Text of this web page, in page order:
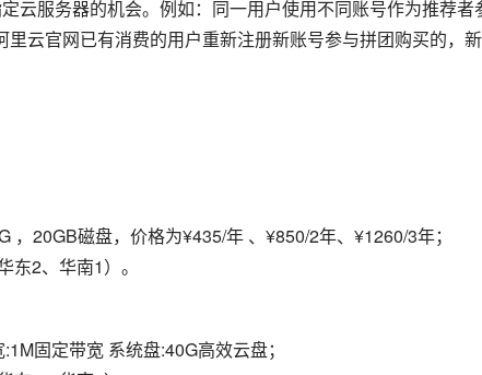
云服务器的机会。例如：同一用户使用不同账号作为推荐者
云官网已有消费的用户重新注册新账号参与拼团购买的，
20GB磁盘，价格为¥435/年 、¥850/2年、¥1260/3年；
2、华南1）。
固定带宽 系统盘:40G高效云盘；